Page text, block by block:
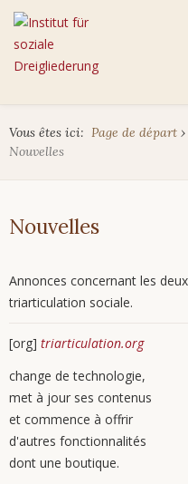
Vous êtes ici: Page de départ ›
Nouvelles
Nouvelles
Annonces concernant les
triarticulation sociale.
[org] triarticulation.org
change de technologie,
met à jour ses contenus
et commence à offrir
d'autres fonctionnalités
dont une boutique.